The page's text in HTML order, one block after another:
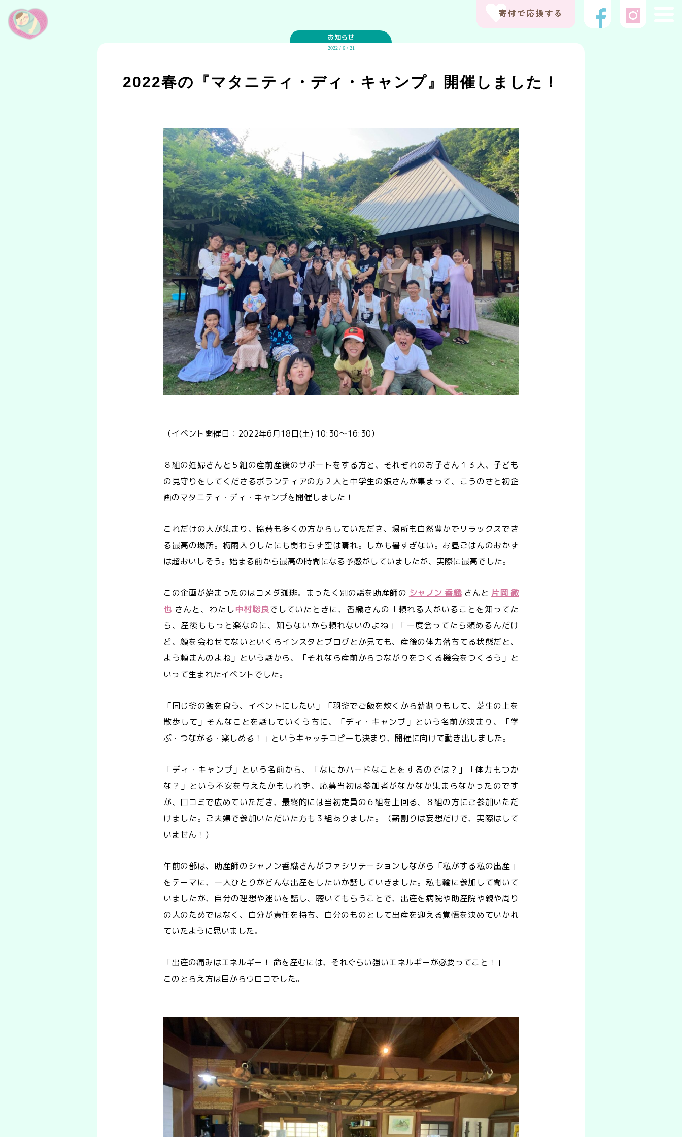
お知らせ
2022 / 6 / 21
2022春の『マタニティ・ディ・キャンプ』開催しました！
（イベント開催日：2022年6月18日(土) 10:30〜16:30）
８組の妊婦さんと５組の産前産後のサポートをする方と、それぞれのお子さん１３人、子ども
の見守りをしてくださるボランティアの方２人と中学生の娘さんが集まって、こうのさと初企
画のマタニティ・ディ・キャンプを開催しました！
これだけの人が集まり、協賛も多くの方からしていただき、場所も自然豊かでリラックスでき
る最高の場所。梅雨入りしたにも関わらず空は晴れ。しかも暑すぎない。お昼ごはんのおかず
は超おいしそう。始まる前から最高の時間になる予感がしていましたが、実際に最高でした。
この企画が始まったのはコメダ珈琲。まったく別の話を助産師の シャノン 香織さんと 片岡 徹
也 さんと、わたし中村聡良でしていたときに、香織さんの「頼れる人がいることを知ってた
ら、産後ももっと楽なのに、知らないから頼れないのよね」「一度会ってたら頼めるんだけ
ど、顔を会わせてないといくらインスタとブログとか見ても、産後の体力落ちてる状態だと、
よう頼まんのよね」という話から、「それなら産前からつながりをつくる機会をつくろう」と
いって生まれたイベントでした。
「同じ釜の飯を食う、イベントにしたい」「羽釜でご飯を炊くから薪割りもして、芝生の上を
散歩して」そんなことを話していくうちに、「ディ・キャンプ」という名前が決まり、「学
ぶ・つながる・楽しめる！」というキャッチコピーも決まり、開催に向けて動き出しました。
「ディ・キャンプ」という名前から、「なにかハードなことをするのでは？」「体力もつか
な？」という不安を与えたかもしれず、応募当初は参加者がなかなか集まらなかったのです
が、口コミで広めていただき、最終的には当初定員の６組を上回る、８組の方にご参加いただ
けました。ご夫婦で参加いただいた方も３組ありました。（薪割りは妄想だけで、実際はして
いません！）
午前の部は、助産師のシャノン香織さんがファシリテーションしながら「私がする私の出産」
をテーマに、一人ひとりがどんな出産をしたいか話していきました。私も輪に参加して聞いて
いましたが、自分の理想や迷いを話し、聴いてもらうことで、出産を病院や助産院や親や周り
の人のためではなく、自分が責任を持ち、自分のものとして出産を迎える覚悟を決めていかれ
ていたように思いました。
「出産の痛みはエネルギー！ 命を産むには、それぐらい強いエネルギーが必要ってこと！」
このとらえ方は目からウロコでした。